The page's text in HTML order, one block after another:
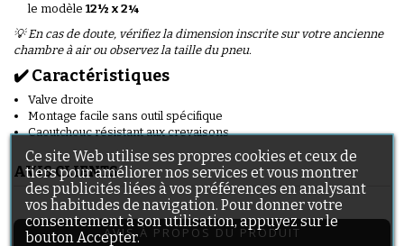
le modèle 12½ x 2¼
💡 En cas de doute, vérifiez la dimension inscrite sur votre ancienne
chambre à air ou observez la taille du pneu.
✔️ Caractéristiques
Valve droite
Montage facile sans outil spécifique
Caoutchouc résistant aux crevaisons
AVIS CLIENTS
AVIS À PROPOS DU PRODUIT
Ce site Web utilise ses propres cookies et ceux de
tiers pour améliorer nos services et vous montrer
des publicités liées à vos préférences en analysant
vos habitudes de navigation. Pour donner votre
consentement à son utilisation, appuyez sur le
bouton Accepter.